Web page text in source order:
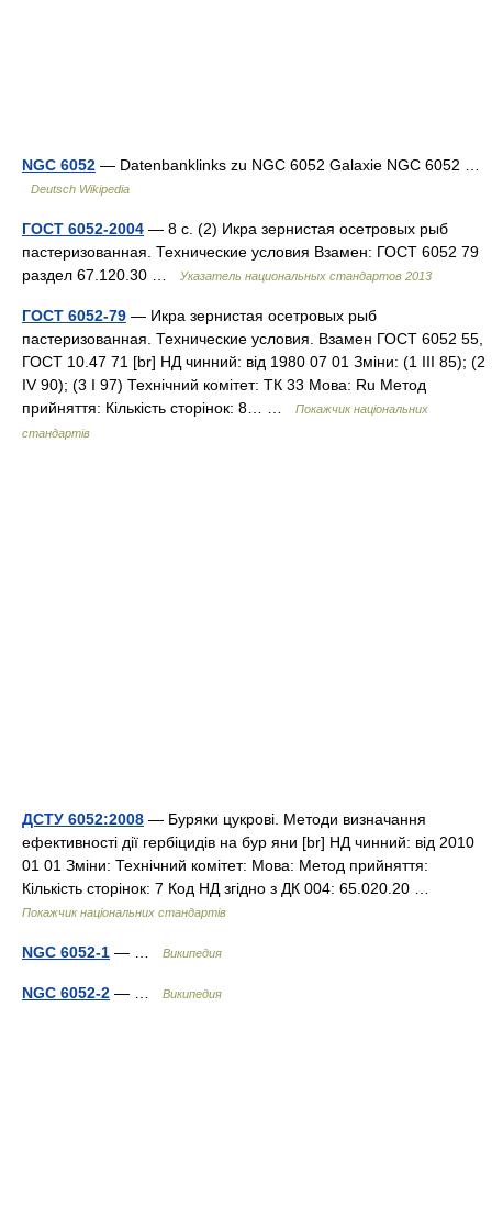
NGC 6052 — Datenbanklinks zu NGC 6052 Galaxie NGC 6052 …
Deutsch Wikipedia
ГОСТ 6052-2004 — 8 с. (2) Икра зернистая осетровых рыб
пастеризованная. Технические условия Взамен: ГОСТ 6052 79
раздел 67.120.30 …
Указатель национальных стандартов 2013
ГОСТ 6052-79 — Икра зернистая осетровых рыб
пастеризованная. Технические условия. Взамен ГОСТ 6052 55,
ГОСТ 10.47 71 [br] НД чинний: від 1980 07 01 Зміни: (1 III 85); (2
IV 90); (3 I 97) Технічний комітет: ТК 33 Мова: Ru Метод
прийняття: Кількість сторінок: 8… …
Покажчик національних
стандартів
ДСТУ 6052:2008 — Буряки цукрові. Методи визначання
ефективності дії гербіцидів на бур яни [br] НД чинний: від 2010
01 01 Зміни: Технічний комітет: Мова: Метод прийняття:
Кількість сторінок: 7 Код НД згідно з ДК 004: 65.020.20 …
Покажчик національних стандартів
NGC 6052-1 — … Википедия
NGC 6052-2 — … Википедия